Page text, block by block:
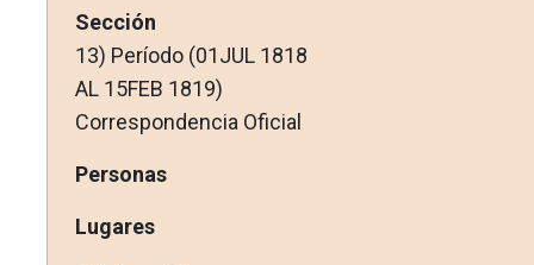
Sección
13) Período (01JUL 1818
AL 15FEB 1819)
Correspondencia Oficial
Personas
Lugares